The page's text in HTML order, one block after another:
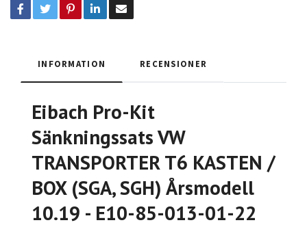
INFORMATION RECENSIONER
Eibach Pro-Kit
Sänkningssats VW
TRANSPORTER T6 KASTEN /
BOX (SGA, SGH) Årsmodell
10.19 - E10-85-013-01-22